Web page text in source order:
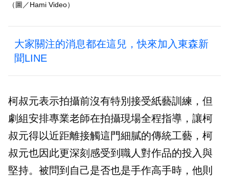
（圖／Hami Video）
大家關注的消息都在這兒，快來加入東森新
聞LINE
柯叔元表示拍攝前沒有特別接受紙藝訓練，但
劇組安排專業老師在拍攝現場全程指導，讓柯
叔元得以近距離接觸這門細膩的傳統工藝，柯
叔元也因此更深刻感受到職人對作品的投入與
堅持。被問到自己是否也是手作高手時，他則